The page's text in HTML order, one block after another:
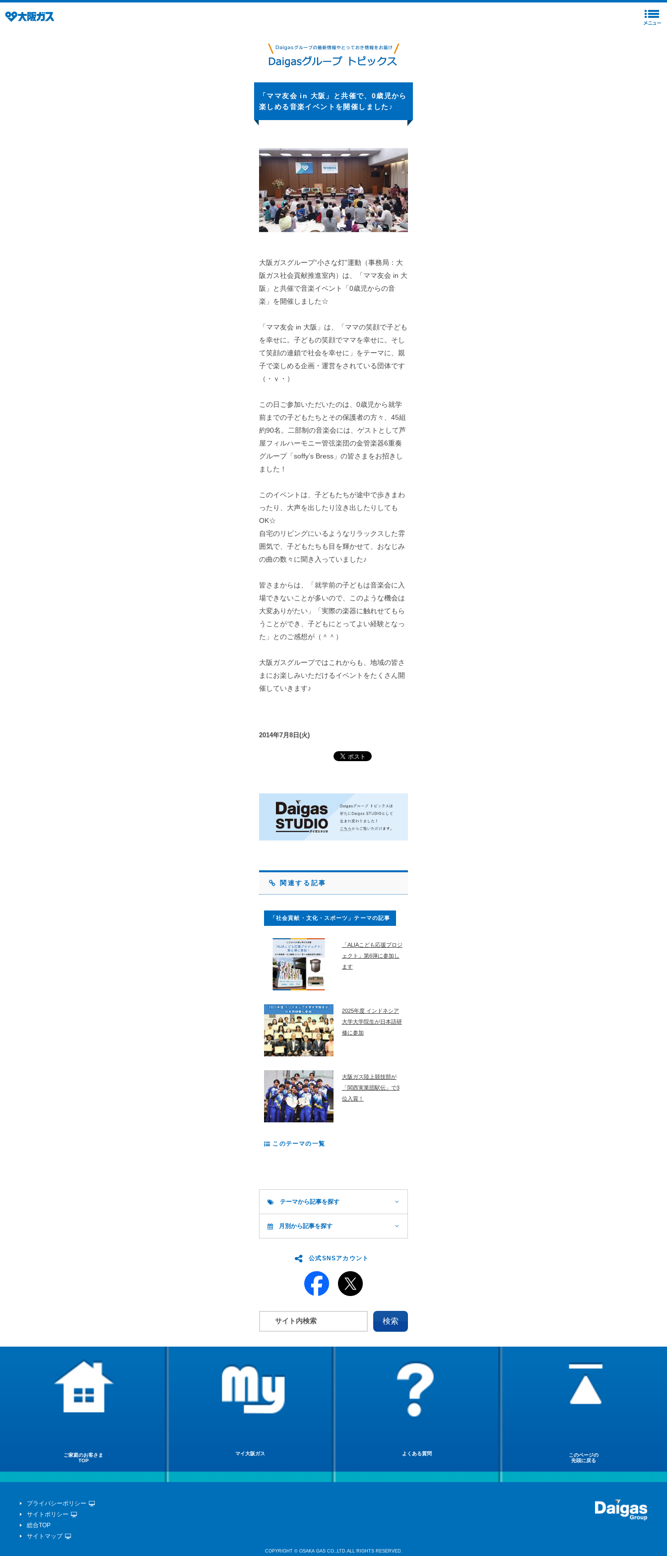
「ママ友会 in 大阪」と共催で、0歳児から
楽しめる音楽イベントを開催しました♪
大阪ガスグループ“小さな灯”運動（事務局：大
阪ガス社会貢献推進室内）は、「ママ友会 in 大
阪」と共催で音楽イベント「0歳児からの音
楽」を開催しました☆
「ママ友会 in 大阪」は、「ママの笑顔で子ども
を幸せに。子どもの笑顔でママを幸せに。そし
て笑顔の連鎖で社会を幸せに」をテーマに、親
子で楽しめる企画・運営をされている団体です
（・ｖ・）
この日ご参加いただいたのは、0歳児から就学
前までの子どもたちとその保護者の方々、45組
約90名。二部制の音楽会には、ゲストとして芦
屋フィルハーモニー管弦楽団の金管楽器6重奏
グループ「soffy’s Bress」の皆さまをお招きし
ました！
このイベントは、子どもたちが途中で歩きまわ
ったり、大声を出したり泣き出したりしても
OK☆
自宅のリビングにいるようなリラックスした雰
囲気で、子どもたちも目を輝かせて、おなじみ
の曲の数々に聞き入っていました♪
皆さまからは、「就学前の子どもは音楽会に入
場できないことが多いので、このような機会は
大変ありがたい」「実際の楽器に触れせてもら
うことができ、子どもにとってよい経験となっ
た」とのご感想が（＾＾）
大阪ガスグループではこれからも、地域の皆さ
まにお楽しみいただけるイベントをたくさん開
催していきます♪
2014年7月8日(火)
関連する記事
「社会貢献・文化・スポーツ」テーマの記事
「ALIAこども応援プロジ
ェクト」第6弾に参加し
ます
2025年度 インドネシア
大学大学院生が日本語研
修に参加
大阪ガス陸上競技部が
「関西実業団駅伝」で3
位入賞！
このテーマの一覧
テーマから記事を探す
月別から記事を探す
公式SNSアカウント
ご家庭のお客さま
TOP
マイ大阪ガス よくある質問
このページの
先頭に戻る
プライバシーポリシー
サイトポリシー
総合TOP
サイトマップ
COPYRIGHT © OSAKA GAS CO.,LTD.ALL RIGHTS RESERVED.